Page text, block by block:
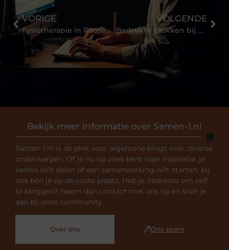
Bekijk meer informatie over Samen-1.nl
Samen-1.nl is dé plek voor algemene blogs over diverse
onderwerpen. Of je nu op zoek bent naar inspiratie, je
kennis wilt delen of een samenwerking wilt starten, bij
ons ben je op de juiste plaats. Heb je interesse om zelf
te bloggen? Neem dan contact met ons op en sluit je
aan bij onze community.
Over ons Ons team
VORIGE
Fysiotherapie in Roosendaal is dé oplossing als uw lichaam niet doet wat u wilt
VOLGENDE
Bedrukte mokken bij BudgetGift